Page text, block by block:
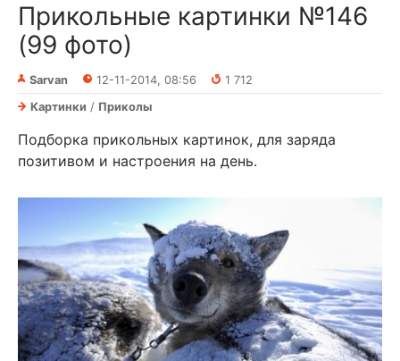
Прикольные картинки №146
(99 фото)
Sarvan 12-11-2014, 08:56
1 712
Картинки / Приколы
Подборка прикольных картинок, для заряда
позитивом и настроения на день.